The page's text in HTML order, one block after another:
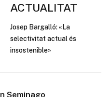
ACTUALITAT
Josep Bargalló: «La
selectivitat actual és
insostenible»
Seminago